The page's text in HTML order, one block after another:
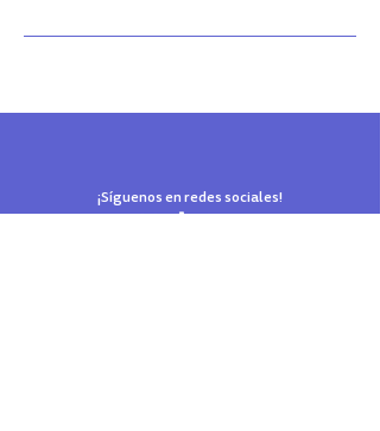
¡Síguenos en redes sociales!